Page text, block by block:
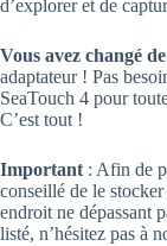
d’explorer et de
Vous avez changé
adaptateur ! Pas
SeaTouch 4 pour
C’est tout !
Important: Afin de
conseillé de le
endroit ne dépassant
listé, n’hésitez pas à